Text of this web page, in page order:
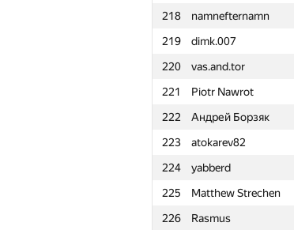
218
namnefternamn
219
dimk.007
220
vas.and.tor
221
Piotr Nawrot
222
Андрей Борзяк
223
atokarev82
224
yabberd
225
Matthew Strechen
226
Rasmus
Ishtirokchi
201 Nikitaigumnov2002
202
Игорь Головин
203
sokian